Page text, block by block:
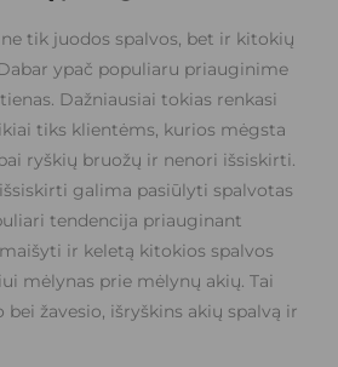
tik juodos spalvos, bet ir kitokių
ypač populiaru priauginime
Dažniausiai tokias renkasi
tiks klientėms, kurios mėgsta
ryškių bruožų ir nenori išsiskirti.
galima pasiūlyti spalvotas
tendencija priauginant
ir keletą kitokios spalvos
mėlynas prie mėlynų akių. Tai
žavesio, išryškins akių spalvą ir